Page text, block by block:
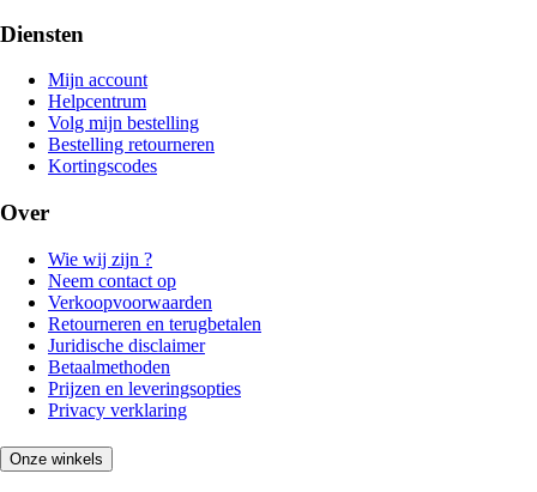
Diensten
Mijn account
Helpcentrum
Volg mijn bestelling
Bestelling retourneren
Kortingscodes
Over
Wie wij zijn ?
Neem contact op
Verkoopvoorwaarden
Retourneren en terugbetalen
Juridische disclaimer
Betaalmethoden
Prijzen en leveringsopties
Privacy verklaring
Onze winkels